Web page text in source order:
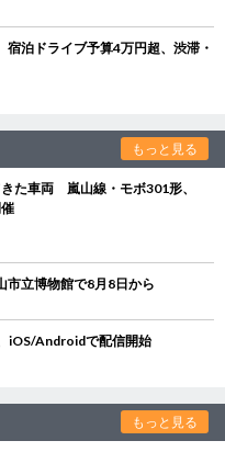
泊ドライブ予算4万円超、渋滞・
もっと見る
た車両 嵐山線・モボ301形、
立博物館で8月8日から
iOS/Androidで配信開始
もっと見る